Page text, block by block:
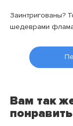
Заинтригованы?
шедеврами
Вам так